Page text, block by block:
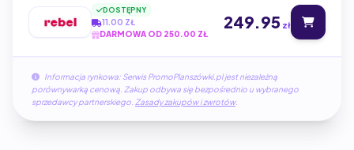
DOSTĘPNY
11.00 ZŁ
DARMOWA OD 250.00 ZŁ
249.95 zł
Informacja rynkowa: Serwis PromoPlanszówki.pl jest niezależną
porównywarką cenową. Zakup odbywa się bezpośrednio u wybranego
sprzedawcy partnerskiego. Zasady zakupów i zwrotów.